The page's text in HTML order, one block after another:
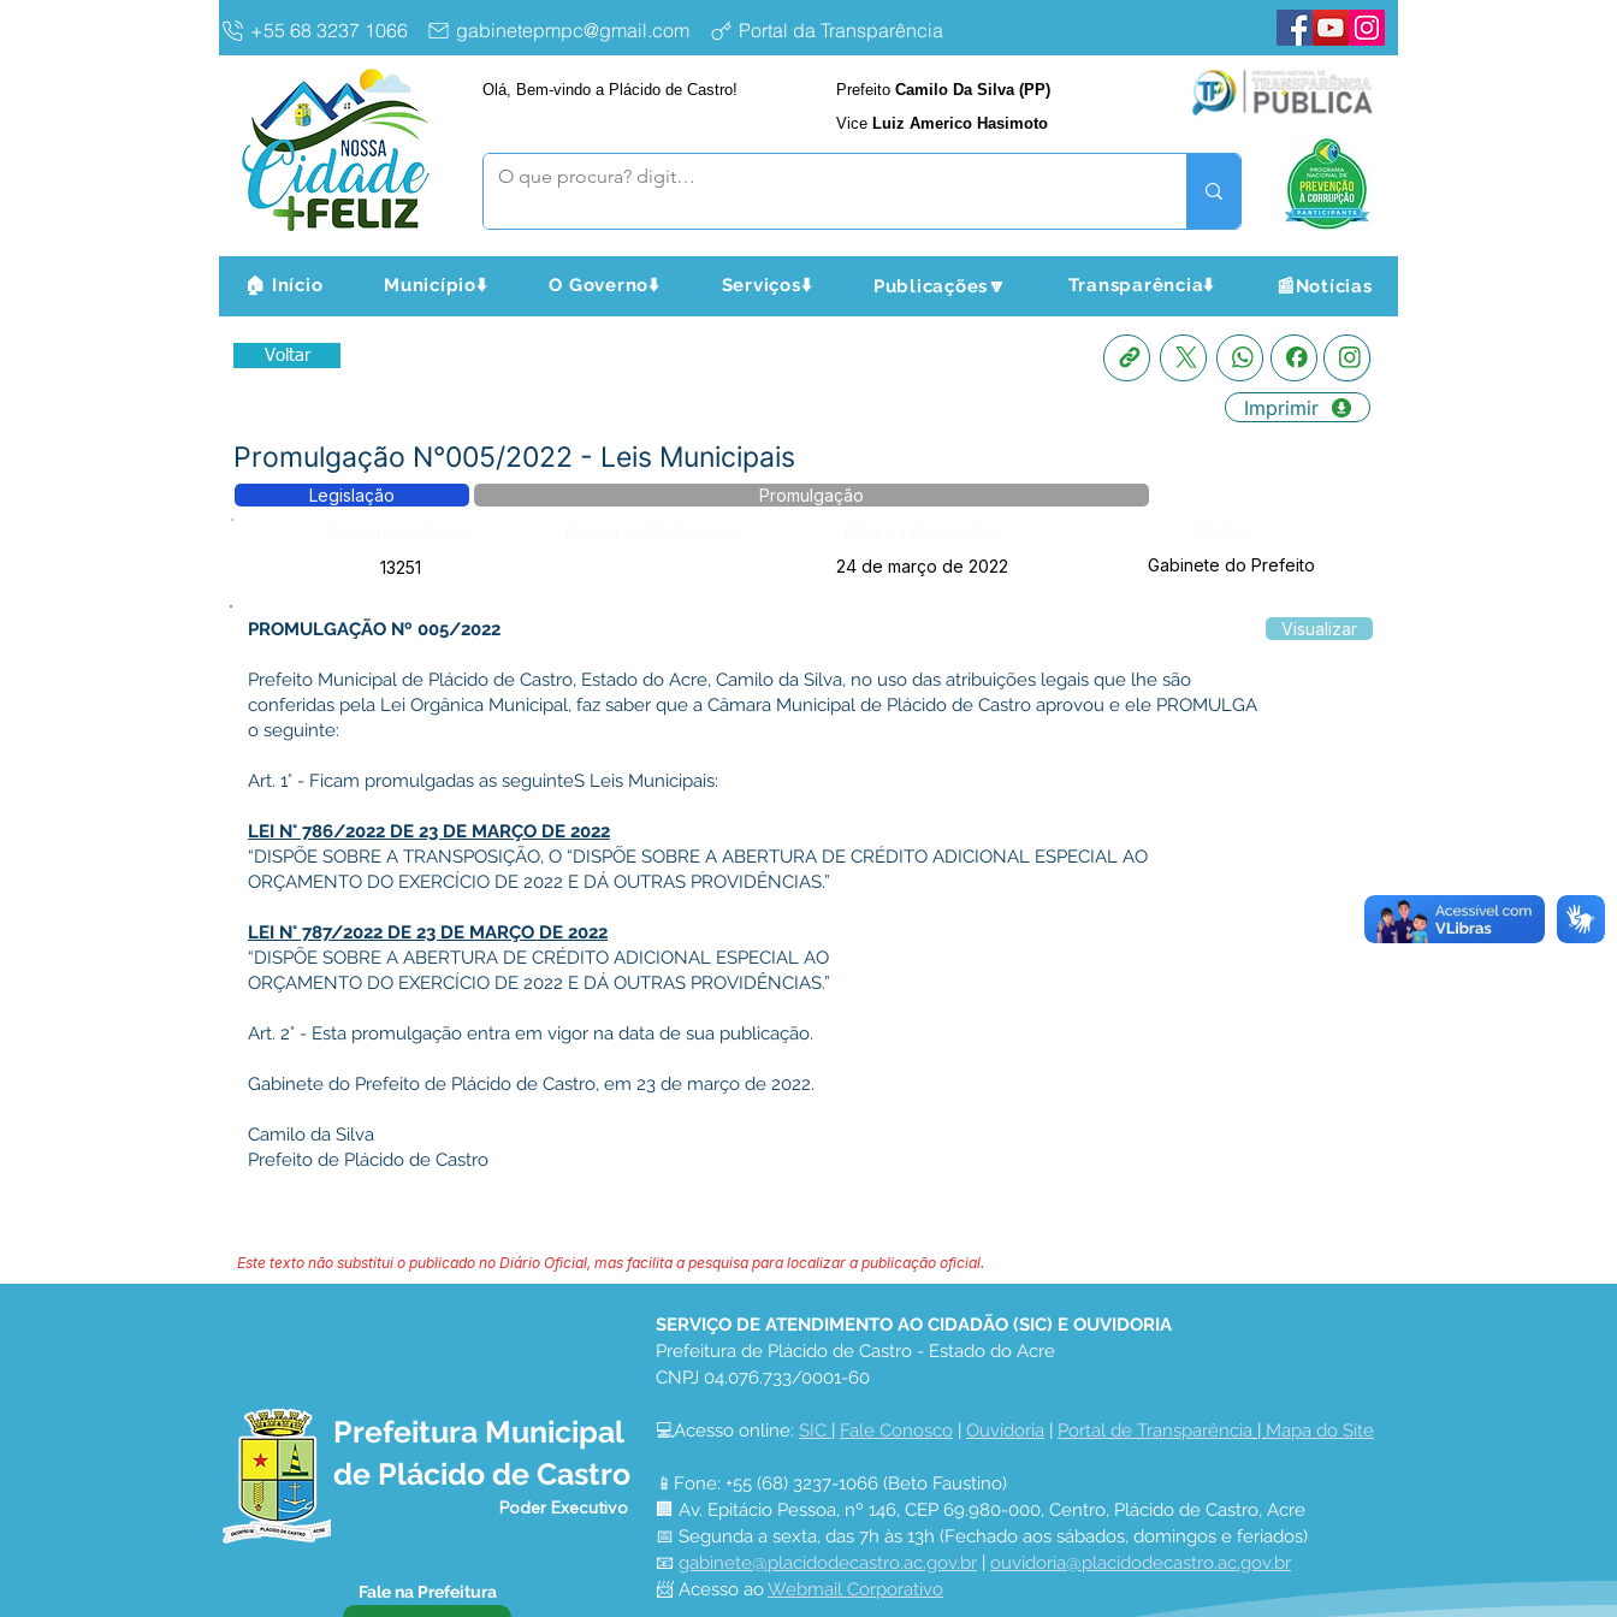
+55 68 3237 1066 gabinetepmpc@gmail.com Portal da Transparência
Olá, Bem-vindo a Plácido de Castro! Prefeito Camilo Da Silva (PP)
Vice Luiz Americo Hasimoto
🏠 Início Município⬇️ O Governo⬇️ Serviços⬇️ Publicações🔽 Transparência⬇️ 📰Notícias
Voltar
Imprimir
Promulgação N°005/2022 - Leis Municipais
Legislação
Promulgação
13251
24 de março de 2022 Gabinete do Prefeito
PROMULGAÇÃO Nº 005/2022
Prefeito Municipal de Plácido de Castro, Estado do Acre, Camilo da Silva, no uso das atribuições legais que lhe são
conferidas pela Lei Orgânica Municipal, faz saber que a Câmara Municipal de Plácido de Castro aprovou e ele PROMULGA
o seguinte:
Art. 1° - Ficam promulgadas as seguinteS Leis Municipais:
LEI N° 786/2022 DE 23 DE MARÇO DE 2022
“DISPÕE SOBRE A TRANSPOSIÇÃO, O “DISPÕE SOBRE A ABERTURA DE CRÉDITO ADICIONAL ESPECIAL AO
ORÇAMENTO DO EXERCÍCIO DE 2022 E DÁ OUTRAS PROVIDÊNCIAS.”
LEI N° 787/2022 DE 23 DE MARÇO DE 2022
“DISPÕE SOBRE A ABERTURA DE CRÉDITO ADICIONAL ESPECIAL AO
ORÇAMENTO DO EXERCÍCIO DE 2022 E DÁ OUTRAS PROVIDÊNCIAS.”
Art. 2° - Esta promulgação entra em vigor na data de sua publicação.
Gabinete do Prefeito de Plácido de Castro, em 23 de março de 2022.
Camilo da Silva
Prefeito de Plácido de Castro
Visualizar
Este texto não substitui o publicado no Diário Oficial, mas facilita a pesquisa para localizar a publicação oficial.
Prefeitura Municipal
de Plácido de Castro
Poder Executivo
Fale na Prefeitura
SERVIÇO DE ATENDIMENTO AO CIDADÃO (SIC) E OUVIDORIA
Prefeitura de Plácido de Castro - Estado do Acre
CNPJ 04.076.733/0001-60
💻Acesso online: SIC | Fale Conosco | Ouvidoria | Portal de Transparência | Mapa do Site
📱Fone: +55 (68) 3237-1066 (Beto Faustino)
🏢 Av. Epitácio Pessoa, nº 146, CEP 69.980-000, Centro, Plácido de Castro, Acre
📅 Segunda a sexta, das 7h às 13h (Fechado aos sábados, domingos e feriados)
📧 gabinete@placidodecastro.ac.gov.br | ouvidoria@placidodecastro.ac.gov.br
📨 Acesso ao Webmail Corporativo